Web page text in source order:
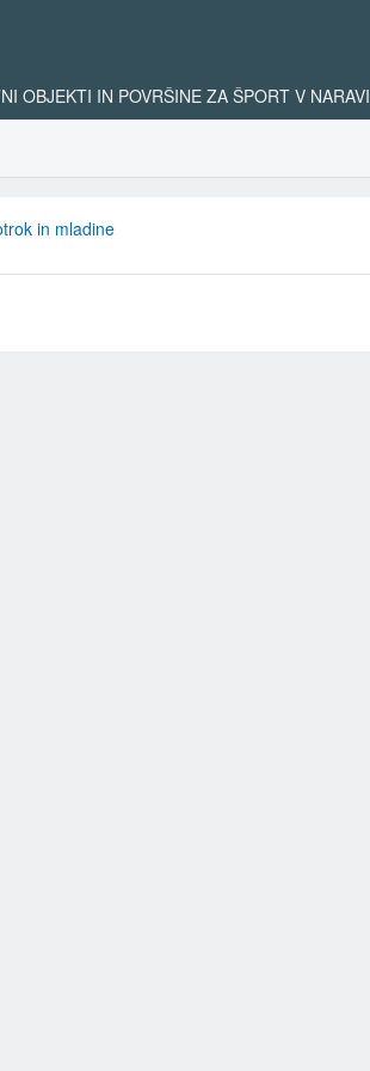
OBJEKTI IN POVRŠINE ZA ŠPORT V NARAVI
in mladine